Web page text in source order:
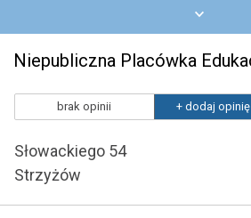
brak opinii + dodaj opinię
Słowackiego 54
Strzyżów